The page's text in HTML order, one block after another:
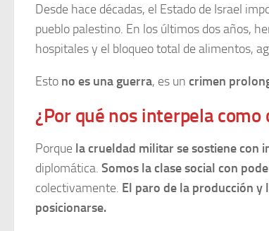
Desde hace décadas, el Estado de Israel
pueblo palestino. En los últimos dos años,
hospitales y el bloqueo total de alimentos,
Esto no es una guerra, es un crimen
¿Por qué nos interpela
Porque la crueldad militar se sostiene con
diplomática. Somos la clase social con
colectivamente. El paro de la producción y
posicionarse.